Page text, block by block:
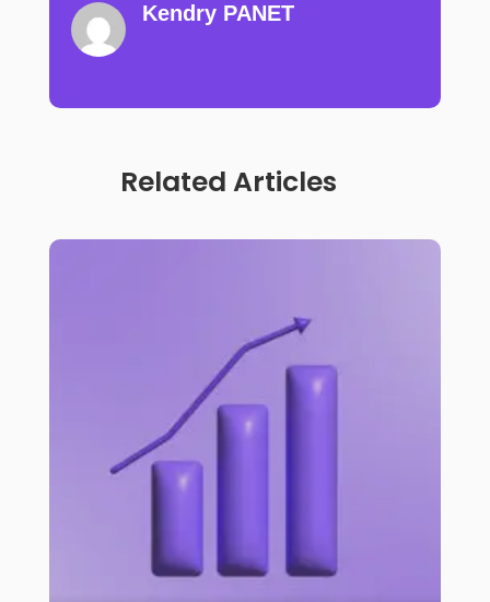
Kendry PANET
Related Articles